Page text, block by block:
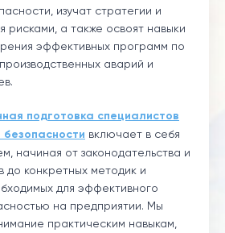
изучат стратегии и
рисками, а также освоят навыки
эффективных программ по
аварий и
подготовка специалистов
включает в себя
начиная от законодательства и
до конкретных методик и
для эффективного
на предприятии. Мы
практическим навыкам,